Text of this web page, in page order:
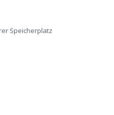
Speicherplatz